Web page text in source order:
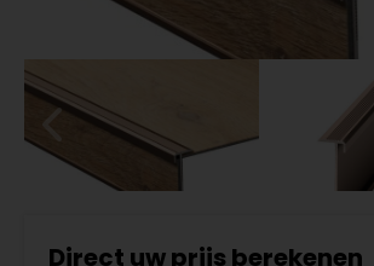
Direct uw prijs berekenen